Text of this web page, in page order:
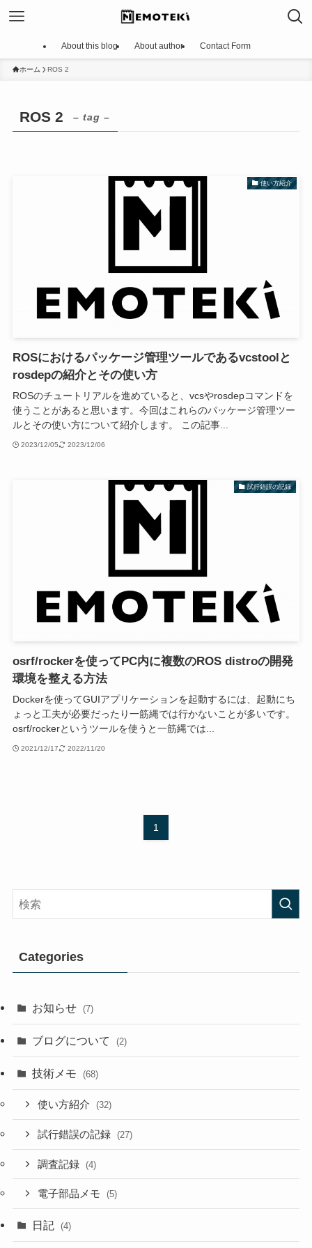
About this blog About author Contact Form
ホーム ROS 2
ROS 2 – tag –
使い方紹介
ROSにおけるパッケージ管理ツールであるvcstoolと
rosdepの紹介とその使い方
ROSのチュートリアルを進めていると、vcsやrosdepコマンドを
使うことがあると思います。今回はこれらのパッケージ管理ツー
ルとその使い方について紹介します。 この記事...
2023/12/05 2023/12/06
試行錯誤の記録
osrf/rockerを使ってPC内に複数のROS distroの開発
環境を整える方法
Dockerを使ってGUIアプリケーションを起動するには、起動にち
ょっと工夫が必要だったり一筋縄では行かないことが多いです。
osrf/rockerというツールを使うと一筋縄では...
2021/12/17 2022/11/20
1
Categories
お知らせ (7)
ブログについて (2)
技術メモ (68)
使い方紹介 (32)
試行錯誤の記録 (27)
調査記録 (4)
電子部品メモ (5)
日記 (4)